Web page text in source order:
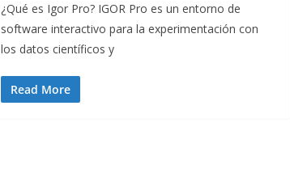
¿Qué es Igor Pro? IGOR Pro es un entorno de
software interactivo para la experimentación con
los datos científicos y
Read More